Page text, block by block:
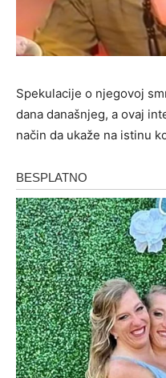
Spekulacije o njegovoj
dana današnjeg, a ovaj
način da ukaže na istinu